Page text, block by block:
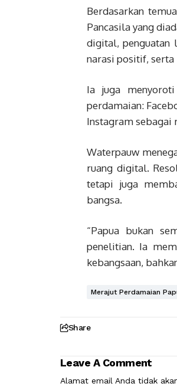
Berdasarkan
Pancasila yang
digital, penguatan
narasi positif,
Ia juga
perdamaian:
Instagram sebagai
Waterpauw
ruang digital.
tetapi juga
bangsa.
“Papua bukan
penelitian. Ia
kebangsaan,
Merajut Perdamaian
Share
Leave A Comment
Alamat email Anda tidak